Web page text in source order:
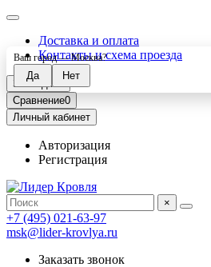
Доставка и оплата
Контакты и схема проезда
Закладки0
Сравнение0
Личный кабинет
Авторизация
Регистрация
×
+7 (495) 021-63-97
msk@lider-krovlya.ru
Заказать звонок
Ваш город —Москва?